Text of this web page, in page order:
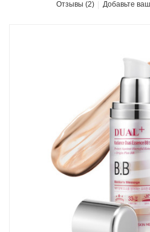
Отзывы (2) Добавьте